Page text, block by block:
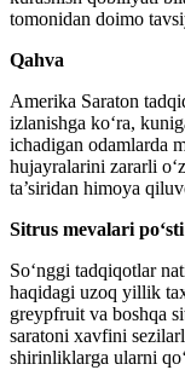
tomonidan doimo
Qahva
Amerika Saraton
izlanishga ko‘ra,
ichadigan odamlarda
hujayralarini zararli
ta’siridan himoya
Sitrus mevalari po‘sti
So‘nggi tadqiqotlar
haqidagi uzoq yillik
greypfruit va boshqa
saratoni xavfini
shirinliklarga ularni